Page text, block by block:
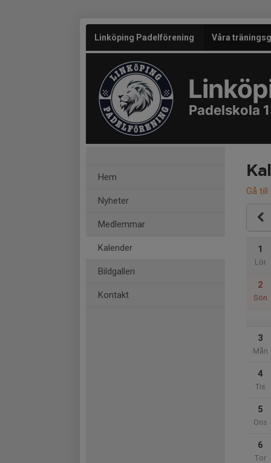
Linköping Padelförening Våra
Padelskola
Hem
Nyheter
Medlemmar
Kalender
Bildgalleri
Kontakt
Gå till
1
Lör
2
Sön
3
Mån
4
Tis
5
Ons
6
Tor